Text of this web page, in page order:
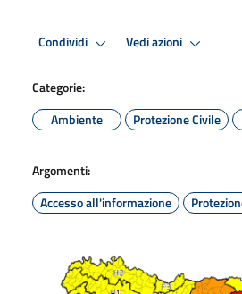
Condividi Vedi azioni
Categorie:
Ambiente
Protezione Civile
Argomenti:
Accesso all'informazione